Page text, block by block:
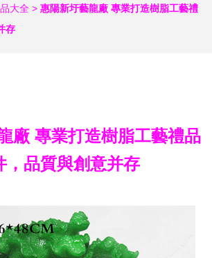
大全 > 惠陽新圩藝龍廠 專業打造樹脂工藝禮
存
廠 專業打造樹脂工藝禮品
，品質與創意并存